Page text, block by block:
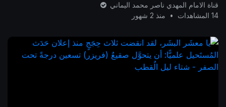
قناة الامام المهدي ناصر محمد اليماني
14 المشاهدات
• منذ 2 شهور